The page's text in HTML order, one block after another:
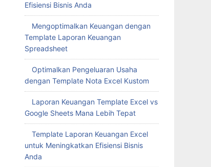
Efisiensi Bisnis Anda
Mengoptimalkan Keuangan dengan
Template Laporan Keuangan
Spreadsheet
Optimalkan Pengeluaran Usaha
dengan Template Nota Excel Kustom
Laporan Keuangan Template Excel vs
Google Sheets Mana Lebih Tepat
Template Laporan Keuangan Excel
untuk Meningkatkan Efisiensi Bisnis
Anda